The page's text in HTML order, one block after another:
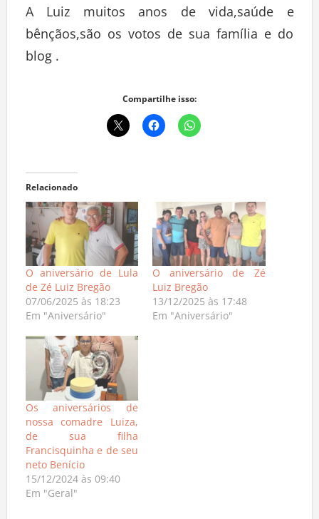
A Luiz muitos anos de vida,saúde e
bênçãos,são os votos de sua família e do
blog .
Compartilhe isso:
Relacionado
O aniversário de Lula
de Zé Luiz Bregão
07/06/2025 às 18:23
Em "Aniversário"
O aniversário de Zé
Luiz Bregão
13/12/2025 às 17:48
Em "Aniversário"
Os aniversários de
nossa comadre Luiza,
de sua filha
Francisquinha e de seu
neto Benício
15/12/2024 às 09:40
Em "Geral"